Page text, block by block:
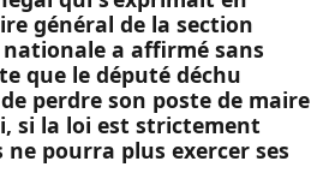
général de la section
a affirmé sans
que le député déchu
perdre son poste de maire
si la loi est strictement
ne pourra plus exercer ses